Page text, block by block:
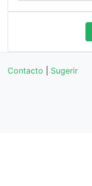
Contacto Sugerir